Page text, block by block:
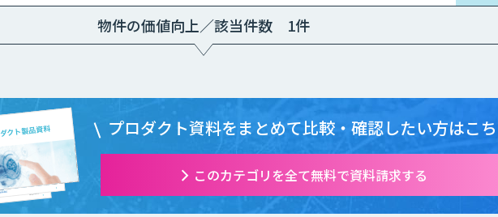
物件の価値向上／該当件数 1件
プロダクト資料をまとめて比較・確認したい方はこ
このカテゴリを全て無料で資料請求する